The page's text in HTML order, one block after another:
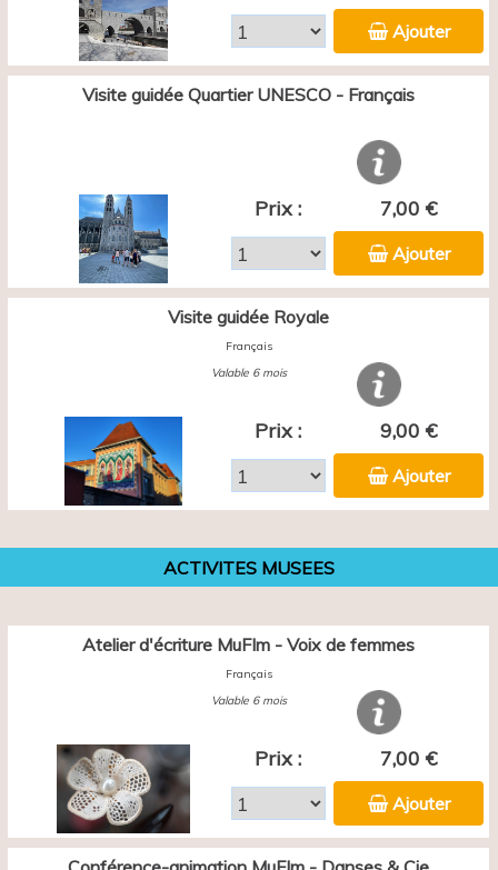
Ajouter
Visite guidée Quartier UNESCO - Français
Prix : 7,00 €
Ajouter
Visite guidée Royale
Français
Valable 6 mois
Prix : 9,00 €
Ajouter
ACTIVITES MUSEES
Atelier d'écriture MuFIm - Voix de femmes
Français
Valable 6 mois
Prix : 7,00 €
Ajouter